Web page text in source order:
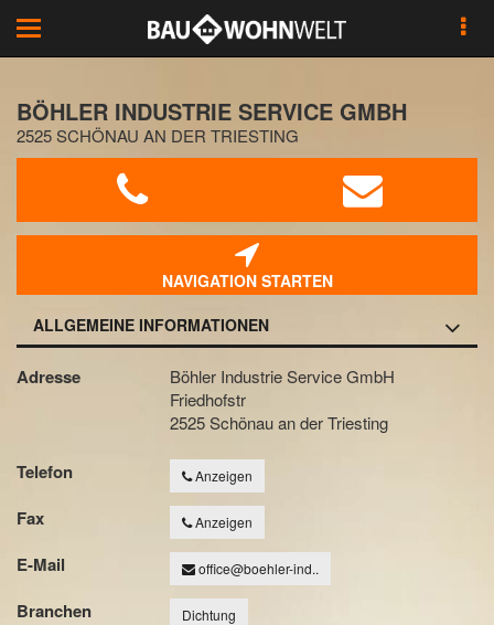
Toggle
navigation
BÖHLER INDUSTRIE SERVICE GMBH
2525 SCHÖNAU AN DER TRIESTING
NAVIGATION STARTEN
ALLGEMEINE INFORMATIONEN
Adresse
Böhler Industrie Service GmbH
Friedhofstr
2525 Schönau an der Triesting
Telefon Anzeigen
Fax Anzeigen
E-Mail office@boehler-ind..
Branchen Dichtung